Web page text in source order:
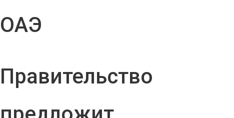
ОАЭ
Правительство